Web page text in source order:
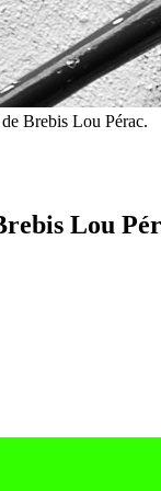
Brebis Lou Pérac.
Lou